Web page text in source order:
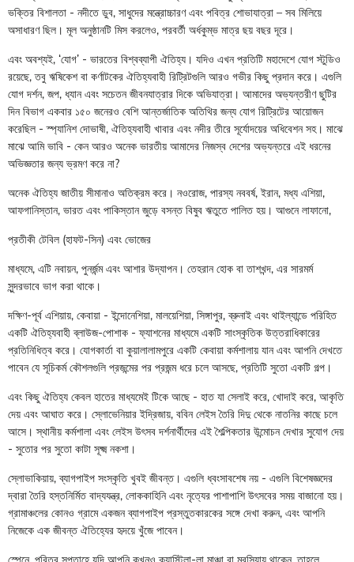
ভক্তির বিশালতা - নদীতে ডুব, সাধুদের মন্ত্রোচ্চারণ এবং পবিত্র শোভাযাত্রা – সব মিলিয়ে
অসাধারণ ছিল। মূল অনুষ্ঠানটি মিস করলেও, পরবর্তী অর্ধকুম্ভ মাত্র ছয় বছর দূরে।
এবং অবশ্যই, ‘যোগ’ - ভারতের বিশ্বব্যাপী ঐতিহ্য। যদিও এখন প্রতিটি মহাদেশে যোগ স্টুডিও
রয়েছে, তবু ঋষিকেশ বা কর্ণাটকের ঐতিহ্যবাহী রিট্রিটগুলি আরও গভীর কিছু প্রদান করে। এগুলি
যোগ দর্শন, জপ, ধ্যান এবং সচেতন জীবনযাত্রার দিকে অভিযাত্রা। আমাদের অভ্যন্তরীণ ছুটির
দিন বিভাগ একবার ১৫০ জনেরও বেশি আন্তর্জাতিক অতিথির জন্য যোগ রিট্রিটের আয়োজন
করেছিল - স্প্যানিশ দোভাষী, ঐতিহ্যবাহী খাবার এবং নদীর তীরে সূর্যোদয়ের অধিবেশন সহ। মাঝে
মাঝে আমি ভাবি - কেন আরও অনেক ভারতীয় আমাদের নিজস্ব দেশের অভ্যন্তরে এই ধরনের
অভিজ্ঞতার জন্য ভ্রমণ করে না?
অনেক ঐতিহ্য জাতীয় সীমানাও অতিক্রম করে। নওরোজ, পারস্য নববর্ষ, ইরান, মধ্য এশিয়া,
আফগানিস্তান, ভারত এবং পাকিস্তান জুড়ে বসন্ত বিষুব ঋতুতে পালিত হয়। আগুনে লাফানো,
প্রতীকী টেবিল (হাফট-সিন) এবং ভোজের
মাধ্যমে, এটি নবায়ন, পুনর্জন্ম এবং আশার উদ্‌যাপন। তেহরান হোক বা তাশখন্দ, এর সারমর্ম
সুন্দরভাবে ভাগ করা থাকে।
দক্ষিণ-পূর্ব এশিয়ায়, কেবায়া - ইন্দোনেশিয়া, মালয়েশিয়া, সিঙ্গাপুর, ব্রুনাই এবং থাইল্যান্ডে পরিহিত
একটি ঐতিহ্যবাহী ব্লাউজ-পোশাক - ফ্যাশনের মাধ্যমে একটি সাংস্কৃতিক উত্তরাধিকারের
প্রতিনিধিত্ব করে। যোগকার্তা বা কুয়ালালামপুরে একটি কেবায়া কর্মশালায় যান এবং আপনি দেখতে
পাবেন যে সূচিকর্ম কৌশলগুলি প্রজন্মের পর প্রজন্ম ধরে চলে আসছে, প্রতিটি সুতো একটি গল্প।
এবং কিছু ঐতিহ্য কেবল হাতের মাধ্যমেই টিকে আছে - হাত যা সেলাই করে, খোদাই করে, আকৃতি
দেয় এবং আঘাত করে। স্লোভেনিয়ার ইদ্রিজায়, ববিন লেইস তৈরি দিদু থেকে নাতনির কাছে চলে
আসে। স্থানীয় কর্মশালা এবং লেইস উৎসব দর্শনার্থীদের এই শৈল্পিকতার উন্মোচন দেখার সুযোগ দেয়
- সুতোর পর সুতো কাটা সূক্ষ্ম নকশা।
স্লোভাকিয়ায়, ব্যাগপাইপ সংস্কৃতি খুবই জীবন্ত। এগুলি ধ্বংসাবশেষ নয় - এগুলি বিশেষজ্ঞদের
দ্বারা তৈরি হস্তনির্মিত বাদ্যযন্ত্র, লোককাহিনি এবং নৃত্যের পাশাপাশি উৎসবের সময় বাজানো হয়।
গ্রামাঞ্চলের কোনও গ্রামে একজন ব্যাগপাইপ প্রস্তুতকারকের সঙ্গে দেখা করুন, এবং আপনি
নিজেকে এক জীবন্ত ঐতিহ্যের হৃদয়ে খুঁজে পাবেন।